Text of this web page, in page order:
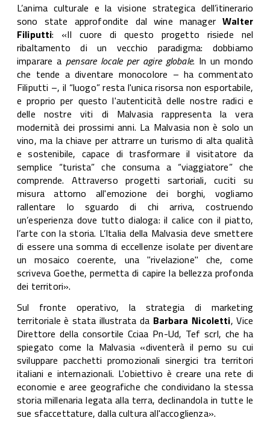
L’anima culturale e la visione strategica dell’itinerario
sono state approfondite dal wine managerWalter
Filiputti: «Il cuore di questo progetto risiede nel
ribaltamento di un vecchio paradigma: dobbiamo
imparare apensare locale per agire globale. In un mondo
che tende a diventare monocolore – ha commentato
Filiputti –, il “luogo” resta l'unica risorsa non esportabile,
e proprio per questo l'autenticità delle nostre radici e
delle nostre viti di Malvasia rappresenta la vera
modernità dei prossimi anni. La Malvasia non è solo un
vino, ma la chiave per attrarre un turismo di alta qualità
e sostenibile, capace di trasformare il visitatore da
semplice “turista” che consuma a “viaggiatore” che
comprende. Attraverso progetti sartoriali, cuciti su
misura attorno all'emozione dei borghi, vogliamo
rallentare lo sguardo di chi arriva, costruendo
un’esperienza dove tutto dialoga: il calice con il piatto,
l’arte con la storia. L’Italia della Malvasia deve smettere
di essere una somma di eccellenze isolate per diventare
un mosaico coerente, una "rivelazione" che, come
scriveva Goethe, permetta di capire la bellezza profonda
dei territori».
Sul fronte operativo, la strategia di marketing
territoriale è stata illustrata da Barbara Nicoletti, Vice
Direttore della consortile Cciaa Pn-Ud, Tef scrl, che ha
spiegato come la Malvasia «diventerà il perno su cui
sviluppare pacchetti promozionali sinergici tra territori
italiani e internazionali. L'obiettivo è creare una rete di
economie e aree geografiche che condividano la stessa
storia millenaria legata alla terra, declinandola in tutte le
sue sfaccettature, dalla cultura all'accoglienza».